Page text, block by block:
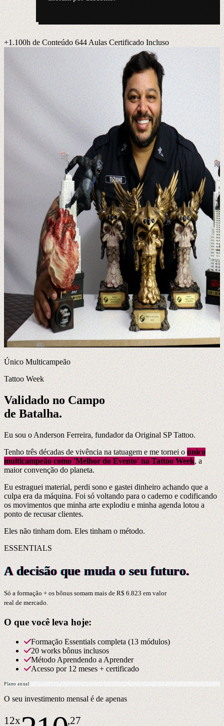
+1.100h de Conteúdo 644 Aulas Certificado Incluso
Único Multicampeão
Tattoo Week
Validado no Campo
de Batalha.
Eu sou o Anderson Ferreira, fundador da Original SP Tattoo.
Tenho três décadas de vivência na tatuagem e me tornei o único
multicampeão como 'Melhor do Evento' na Tattoo Week, a
maior convenção do planeta.
Eu estraguei material, perdi sono e gastei dinheiro achando que a
culpa era da máquina. Foi só voltando para o caderno e codificando
os movimentos que minha arte explodiu e minha agenda lotou a
ponto de recusar clientes.
Eles não tinham dom. Eles tinham o método.
ESSENTIALS
A decisão que muda o seu futuro.
Só a formação + os bônus somam mais deR$ 6.823 em valor
real de mercado.
O que você leva hoje:
Formação Essentials completa (13 módulos)
20 works bônus inclusos
Método Aprendendo a Aprender
Acesso por 12 meses + certificado
Plano anual
O seu investimento mensal é de apenas
12x ,27